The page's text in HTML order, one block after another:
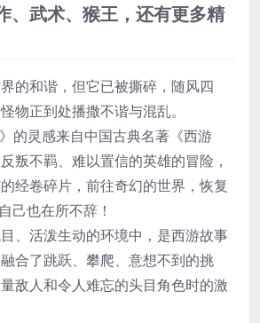
、武术、猴王，还有更多精
的和谐，但它已被撕碎，随风四
物正到处播撒不谐与混乱。
的灵感来自中国古典名著《西游
叛不羁、难以置信的英雄的冒险，
经卷碎片，前往奇幻的世界，恢复
己也在所不辞！
、活泼生动的环境中，是西游故事
合了跳跃、攀爬、意想不到的挑
敌人和令人难忘的头目角色时的激